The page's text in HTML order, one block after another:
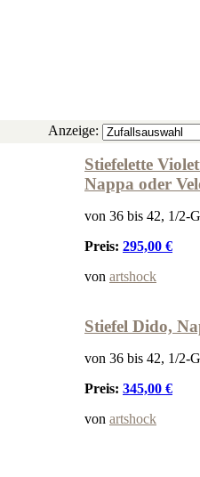
Anzeige:
Stiefelette
Nappa oder
von 36 bis 42, 1/2-
Preis: 295,00 €
von artshock
Stiefel Dido,
von 36 bis 42, 1/2-
Preis: 345,00 €
von artshock